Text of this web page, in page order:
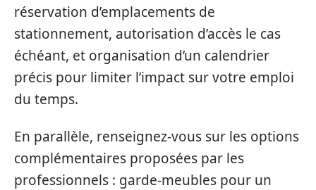
réservation d’emplacements de
stationnement, autorisation d’accès le cas
échéant, et organisation d’un calendrier
précis pour limiter l’impact sur votre emploi
du temps.
En parallèle, renseignez-vous sur les options
complémentaires proposées par les
professionnels : garde-meubles pour un